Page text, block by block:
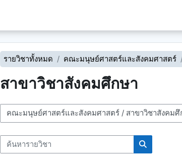
รายวิชาทั้งหมด คณะมนุษย์ศาสตร์และสังคมศาสตร์
สาขาวิชาสังคมศึกษา
ประเภทของรายวิชา
ค้นหารายวิชา
ค้นหารายวิชา